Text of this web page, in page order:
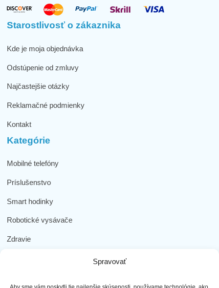
Spravovať
Starostlivosť o zákaznika
Kde je moja objednávka
Odstúpenie od zmluvy
Najčastejšie otázky
Reklamačné podmienky
Kontakt
Kategórie
Mobilné telefóny
Príslušenstvo
Smart hodinky
Robotické vysávače
Zdravie